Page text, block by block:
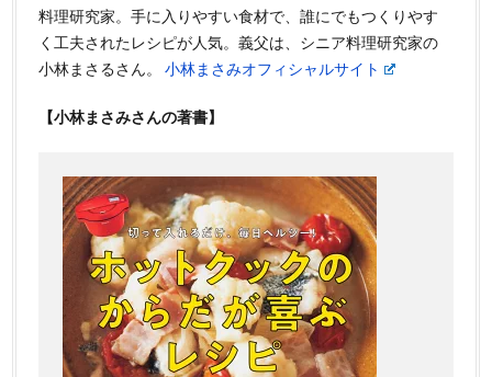
料理研究家。手に入りやすい食材で、誰にでもつくりやす
く工夫されたレシピが人気。義父は、シニア料理研究家の
小林まさるさん。小林まさみオフィシャルサイト
【小林まさみさんの著書】